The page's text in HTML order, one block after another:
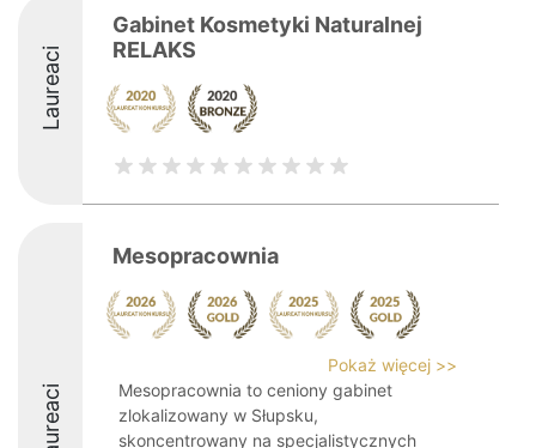
Laureaci
Gabinet Kosmetyki Naturalnej
RELAKS
Laureaci
Mesopracownia
Pokaż więcej >>
Mesopracownia to ceniony gabinet
zlokalizowany w Słupsku,
skoncentrowany na specjalistycznych